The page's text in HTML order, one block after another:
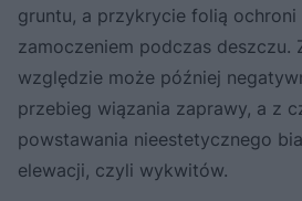
gruntu, a przykrycie folią
zamoczeniem podczas deszczu.
względzie może później
przebieg wiązania zaprawy, a z
powstawania nieestetycznego
elewacji, czyli wykwitów.